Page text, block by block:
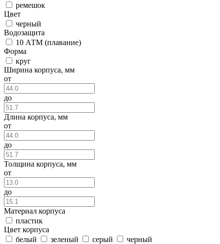
ремешок
Цвет
черный
Водозащита
10 АТМ (плавание)
Форма
круг
Ширина корпуса, мм
от
до
Длина корпуса, мм
от
до
Толщина корпуса, мм
от
до
Материал корпуса
пластик
Цвет корпуса
белый
зеленый серый
черный